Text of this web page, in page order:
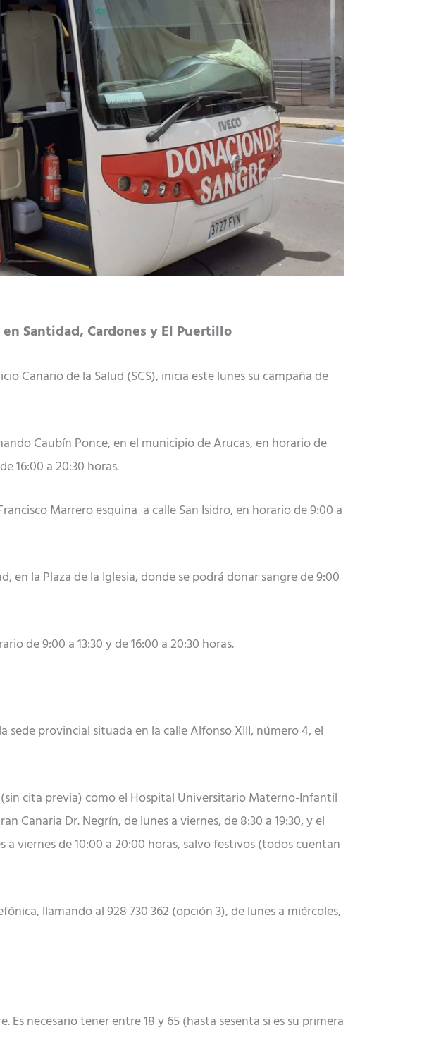
Santidad, Cardones y El Puertillo
Canario de la Salud (SCS), inicia este lunes su campaña de
Caubín Ponce, en el municipio de Arucas, en horario de
16:00 a 20:30 horas.
Marrero esquina a calle San Isidro, en horario de 9:00 a
la Plaza de la Iglesia, donde se podrá donar sangre de 9:00
de 9:00 a 13:30 y de 16:00 a 20:30 horas.
provincial situada en la calle Alfonso XIII, número 4, el
cita previa) como el Hospital Universitario Materno-Infantil
Canaria Dr. Negrín, de lunes a viernes, de 8:30 a 19:30, y el
viernes de 10:00 a 20:00 horas, salvo festivos (todos cuentan
llamando al 928 730 362 (opción 3), de lunes a miércoles,
necesario tener entre 18 y 65 (hasta sesenta si es su primera